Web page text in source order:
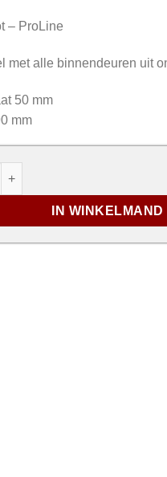
– ProLine
met alle binnendeuren uit
50 mm
mm
- ProLine aantal
IN WINKELMAND